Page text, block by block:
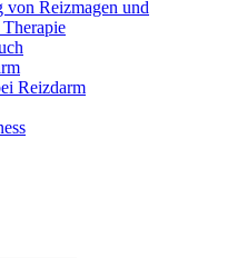
Reizmagen und
Reizdarm